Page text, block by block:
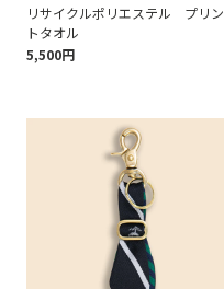
リサイクルポリエステル プリン
トタオル
5,500円